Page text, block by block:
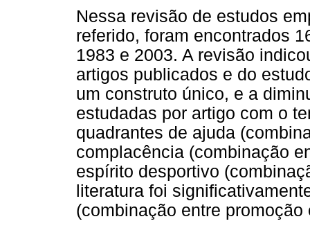
Nessa revisão de estudos
referido, foram encontrados
1983 e 2003. A revisão
artigos publicados e do
um construto único, e a
estudadas por artigo com o
quadrantes de ajuda
complacência (combinação
espírito desportivo
literatura foi
(combinação entre